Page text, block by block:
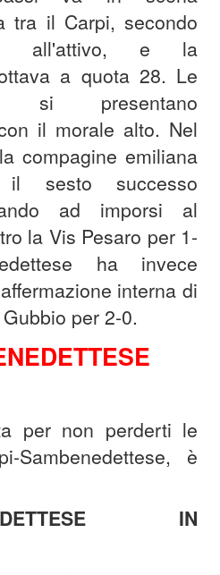
tra il Carpi, secondo
all'attivo, e la
a quota 28. Le
si presentano
il morale alto. Nel
compagine emiliana
il sesto successo
ad imporsi al
la Vis Pesaro per 1-
ha invece
interna di
per 2-0.
per non perderti le
Sambenedettese, è
IN